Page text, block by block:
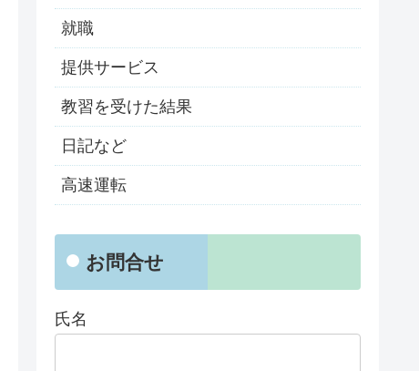
就職
提供サービス
教習を受けた結果
日記など
高速運転
お問合せ
氏名